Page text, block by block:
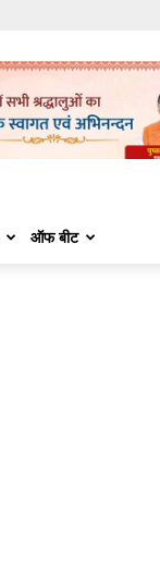
ऑफ बीट